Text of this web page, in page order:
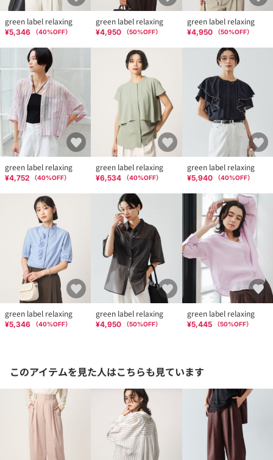
green label relaxing
¥5,346 （40%OFF）
green label relaxing
¥4,950 （50%OFF）
green label relaxing
¥4,950 （50%OFF）
green label relaxing
¥4,752 （40%OFF）
green label relaxing
¥6,534 （40%OFF）
green label relaxing
¥5,940 （40%OFF）
green label relaxing
¥5,346 （40%OFF）
green label relaxing
¥4,950 （50%OFF）
green label relaxing
¥5,445 （50%OFF）